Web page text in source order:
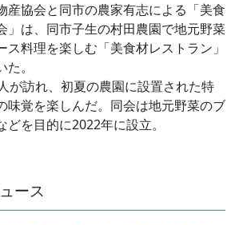
産協会と同市の農家有志による「美食
は、同市子生の村田農園で地元野菜
ス料理を楽しむ「美食材レストラン」
。
が訪れ、初夏の農園に設置された特
味覚を楽しんだ。同会は地元野菜のブ
どを目的に2022年に設立。
ース